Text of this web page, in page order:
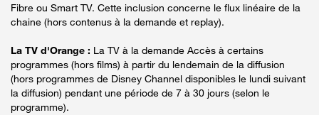
Fibre ou Smart TV. Cette inclusion concerne le flux linéaire de la
chaine (hors contenus à la demande et replay).
La TV d'Orange : La TV à la demande Accès à certains
programmes (hors films) à partir du lendemain de la diffusion
(hors programmes de Disney Channel disponibles le lundi suivant
la diffusion) pendant une période de 7 à 30 jours (selon le
programme).